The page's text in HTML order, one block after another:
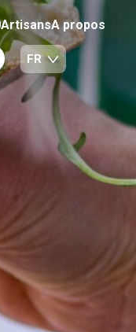
ArtisansA propos